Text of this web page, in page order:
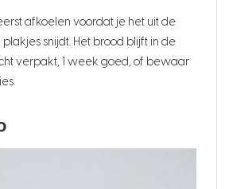
afkoelen voordat je het uit de
snijdt. Het brood blijft in de
verpakt, 1 week goed, of bewaar